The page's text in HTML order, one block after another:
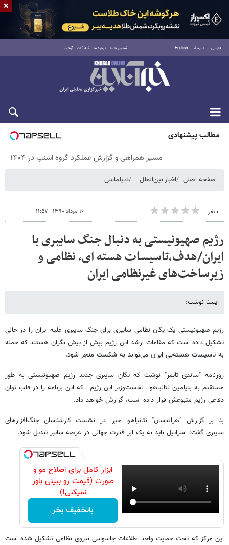
فارسی العربية English تماس با ما درباره ما تبلیغات آرشیو
پنجشنبه ۱۵ مرداد ۱۴۰۵
مطالب پیشنهادی
مسیر همراهی و گزارش عملکرد گروه اسنپ در ۱۴۰۴
صفحه اصلی اخبار بین‌الملل دیپلماسی
۰ نفر ۱۶ مرداد ۱۳۹۰ - ۱۱:۵۷
رژیم صهیونیستی به دنبال جنگ سایبری با
ایران/هدف،تاسیسات هسته ای، نظامی و
زیرساخت‌های غیرنظامی ایران
ایسنا نوشت:
رژیم صهیونیستی یک یگان نظامی سایبری برای جنگ سایبری علیه ایران را در حالی
تشکیل داده است که مقامات ارشد این رژیم بیش از پیش نگران هستند که حمله
به تاسیسات هسته‌یی ایران می‌تواند به شکست منجر شود.
روزنامه "ساندی تایمز" نوشت که یگان سایبری جدید رژیم صهیونیستی به طور
مستقیم به بنیامین نتانیاهو ـ نخست‌وزیر این رژیم ـ که این برنامه را در قلب توان
دفاعی رژیم متبوعش قرار داده است، گزارش خواهد داد.
بنا بر گزارش "هرالدسان" نتانیاهو اخیرا در نشست کارشناسان جنگ‌افزارهای
سایبری گفت: اسراییل باید به یک ابر قدرت جهانی در عرصه سایبر تبدیل شود.
ابزار کامل برای اصلاح مو و
صورت (قیمت رو ببینی باور
نمیکنی!)
باتخفیف بخر
این مرکز که تحت حمایت واحد اطلاعات جاسوسی نیروی نظامی تشکیل شده است
×